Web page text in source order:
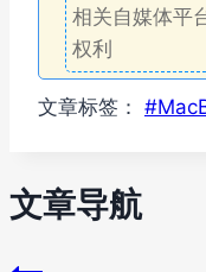
相关自媒体平
权利
文章标签： #
文章导航